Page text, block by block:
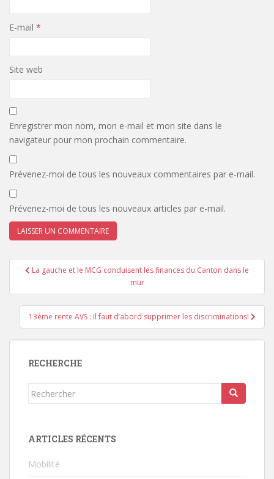
E-mail *
Site web
Enregistrer mon nom, mon e-mail et mon site dans le
navigateur pour mon prochain commentaire.
Prévenez-moi de tous les nouveaux commentaires par e-mail.
Prévenez-moi de tous les nouveaux articles par e-mail.
Navigation
l’article
La gauche et le MCG conduisent les finances du Canton dans le
mur
13ème rente AVS : Il faut d’abord supprimer les discriminations!
RECHERCHE
Rechercher...
ARTICLES RÉCENTS
Mobilité